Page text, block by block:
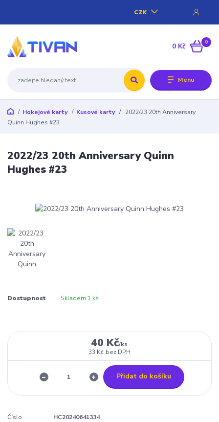
Menu
CZK
0
0 Kč
Hokejové karty Kusové karty
2022/23 20th Anniversary
Quinn Hughes #23
2022/23 20th Anniversary Quinn
Hughes #23
Dostupnost Skladem 1 ks
40 Kč/ks
33 Kč bez DPH
Přidat do košíku
Číslo
HC20240641334